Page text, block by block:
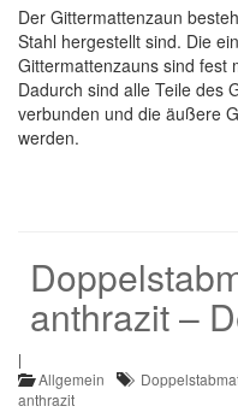
Der Gittermattenzaun
Stahl hergestellt sind. Die
Gittermattenzauns sind fest
Dadurch sind alle Teile des
verbunden und die äußere
werden.
anthrazit –
|
Allgemein
anthrazit